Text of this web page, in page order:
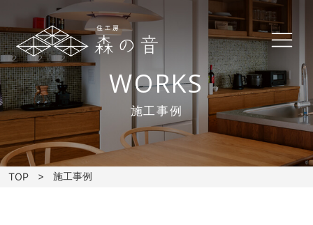
WORKS
施工事例
TOP 施工事例